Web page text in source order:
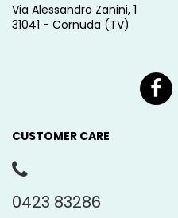
Via Alessandro Zanini, 1
31041 - Cornuda (TV)
CUSTOMER CARE
0423 83286